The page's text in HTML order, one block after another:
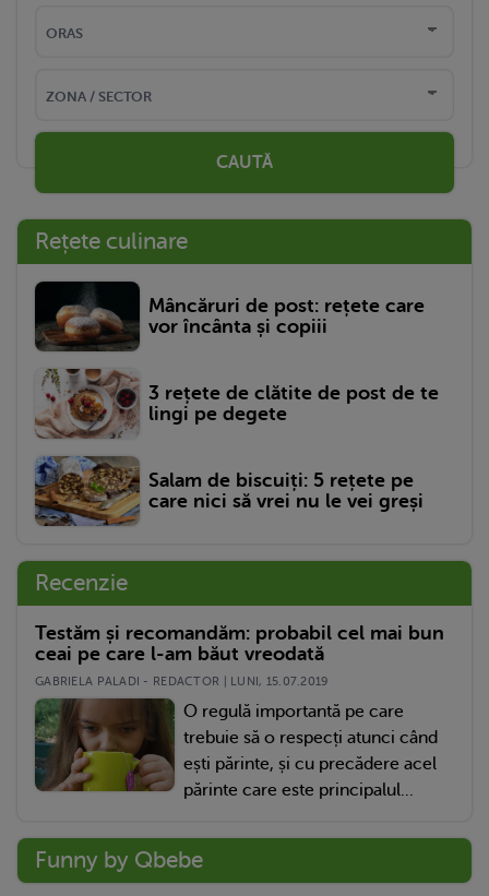
CAUTĂ
Rețete culinare
Mâncăruri de post: rețete care
vor încânta și copiii
3 rețete de clătite de post de te
lingi pe degete
Salam de biscuiți: 5 rețete pe
care nici să vrei nu le vei greși
Recenzie
Testăm și recomandăm: probabil cel mai bun
ceai pe care l-am băut vreodată
GABRIELA PALADI - REDACTOR | LUNI, 15.07.2019
O regulă importantă pe care
trebuie să o respecți atunci când
ești părinte, și cu precădere acel
părinte care este principalul...
Funny by Qbebe